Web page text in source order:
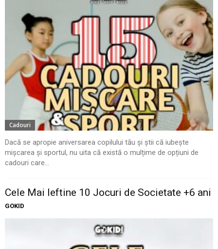
Cadouri
Dacă se apropie aniversarea copilului tău și știi că iubește
mișcarea și sportul, nu uita că există o mulțime de opțiuni de
cadouri care...
Cele Mai Ieftine 10 Jocuri de Societate +6 ani
GOKID